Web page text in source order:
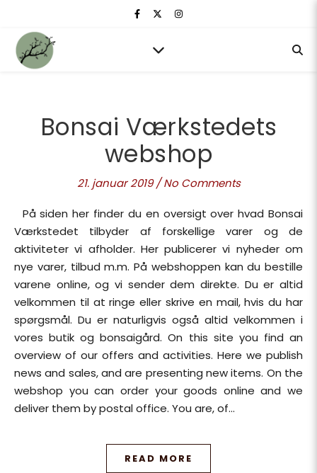
Bonsai Værkstedets
webshop
21. januar 2019 / No Comments
På siden her finder du en oversigt over hvad Bonsai
Værkstedet tilbyder af forskellige varer og de
aktiviteter vi afholder. Her publicerer vi nyheder om
nye varer, tilbud m.m. På webshoppen kan du bestille
varene online, og vi sender dem direkte. Du er altid
velkommen til at ringe eller skrive en mail, hvis du har
spørgsmål. Du er naturligvis også altid velkommen i
vores butik og bonsaigård. On this site you find an
overview of our offers and activities. Here we publish
news and sales, and are presenting new items. On the
webshop you can order your goods online and we
deliver them by postal office. You are, of…
READ MORE